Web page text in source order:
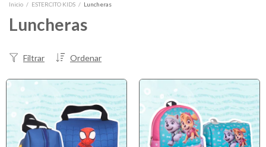
Inicio / ESTERCITO KIDS / Luncheras
Luncheras
Ordenar
Filtrar